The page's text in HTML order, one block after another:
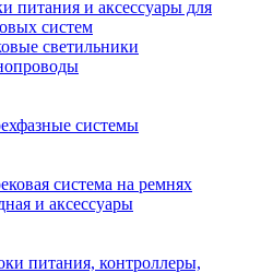
питания и аксессуары для
систем
светильники
системы
система на ремнях
и аксессуары
питания, контроллеры,